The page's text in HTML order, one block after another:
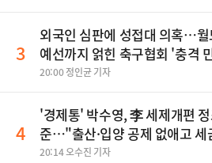
3
외국인 심판에 성접대 의혹…월
예선까지 얽힌 축구협회 '충격
20:00 정인균 기자
4
'경제통' 박수영, 李 세제개편
준…"출산·입양 공제 없애고 세
탄"
20:14 오수진 기자